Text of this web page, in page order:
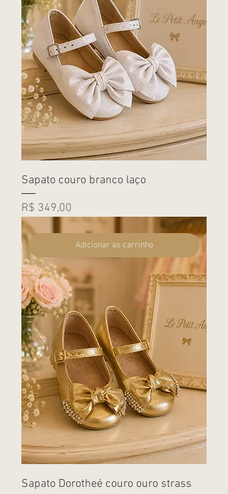
Sapato couro branco laço
Preço
R$ 349,00
Adicionar ao carrinho
Sapato Dorotheé couro ouro strass